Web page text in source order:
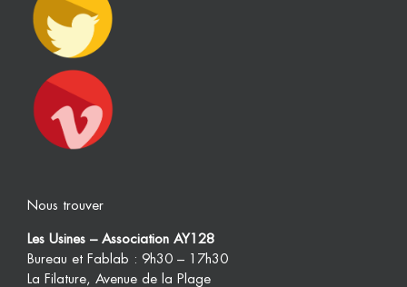
Nous trouver
Les Usines – Association AY128
Bureau et Fablab : 9h30 – 17h30
La Filature, Avenue de la Plage